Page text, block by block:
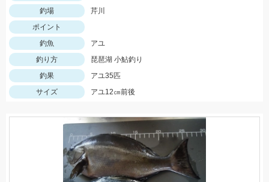
釣場
芹川
ポイント
釣魚
アユ
釣り方
琵琶湖 小鮎釣り
釣果
アユ35匹
サイズ
アユ12㎝前後